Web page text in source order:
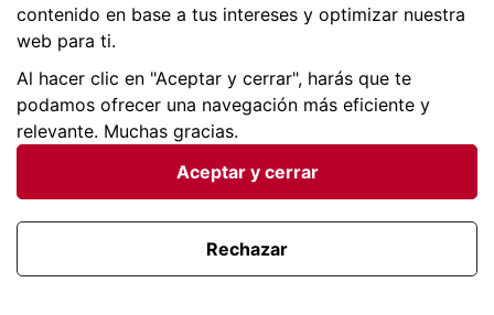
contenido en base a tus intereses y optimizar nuestra
web para ti.
Al hacer clic en "Aceptar y cerrar", harás que te
podamos ofrecer una navegación más eficiente y
relevante. Muchas gracias.
Aceptar y cerrar
Rechazar